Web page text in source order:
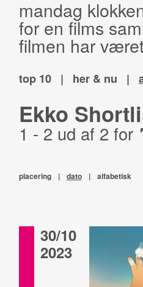
mandag
for en films
filmen har
top 10 | her & nu |
Ekko
1 - 2 ud af 2 for
placering | dato | alfabetisk
30/10
2023